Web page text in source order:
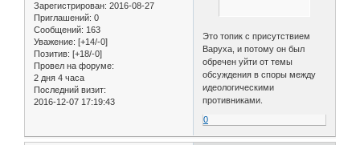
Зарегистрирован: 2016-08-27
Приглашений: 0
Сообщений: 163
Уважение: [+14/-0]
Позитив: [+18/-0]
Провел на форуме:
2 дня 4 часа
Последний визит:
2016-12-07 17:19:43
Это топик с присутствием
Варуха, и потому он был
обречен уйти от темы
обсуждения в споры между
идеологическими
противниками.
0